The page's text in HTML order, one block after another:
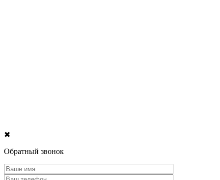
✖
Обратный звонок